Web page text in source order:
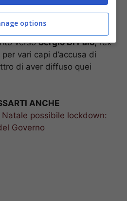
nei confronti di altri
parte di chat private
la ragazza. È ancora
versoSergio Di Palo, l’ex
vari capi d’accusa di
di aver diffuso quei
ANCHE
Natale possibile lockdown:
Governo
options